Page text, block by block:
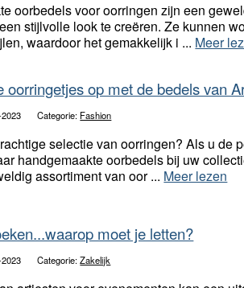
oorbedels voor oorringen zijn een
stijlvolle look te creëren. Ze kunnen
waardoor het gemakkelijk i ... Meer
oorringetjes op met de bedels van
Categorie: Fashion
selectie van oorringen? Als u de
handgemaakte oorbedels bij uw
assortiment van oor ... Meer lezen
moet je letten?
Categorie:Zakelijk